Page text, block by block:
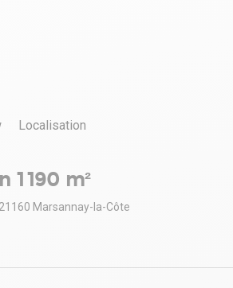
Localisation
1 190 m²
Marsannay-la-Côte